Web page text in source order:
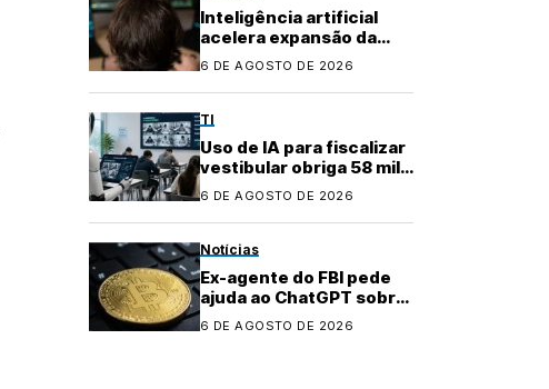
Inteligência artificial
acelera expansão da
indústria do cibercrime
6 DE AGOSTO DE 2026
TI
Uso de IA para fiscalizar
vestibular obriga 58 mil
candidatos a refazer
6 DE AGOSTO DE 2026
Notícias
Ex-agente do FBI pede
ajuda ao ChatGPT sobre
como investir dinheiro
6 DE AGOSTO DE 2026